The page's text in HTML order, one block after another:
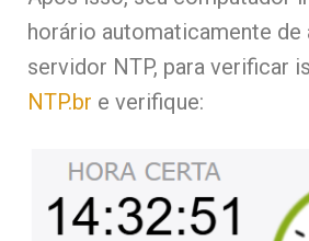
horário automaticamente
servidor NTP, para verificar
NTP.br e verifique: